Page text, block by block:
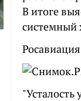
В итоге
системный